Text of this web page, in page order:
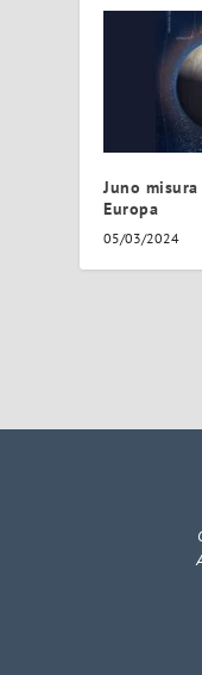
Juno misura
Europa
05/03/2024